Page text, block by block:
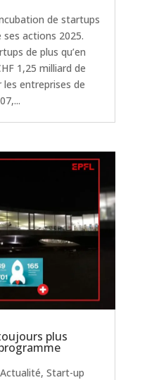
de startups
actions 2025.
de plus qu’en
1,25 milliard de
entreprises de
plus
Actualité, Start-up